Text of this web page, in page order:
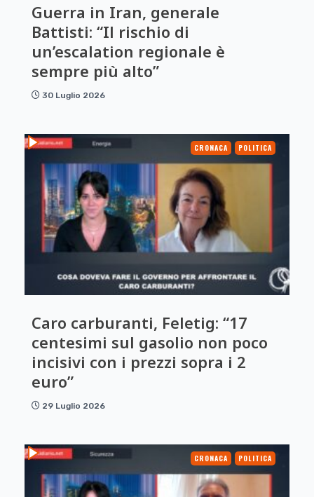
Guerra in Iran, generale
Battisti: “Il rischio di
un’escalation regionale è
sempre più alto”
30 Luglio 2026
CRONACA POLITICA
Caro carburanti, Feletig: “17
centesimi sul gasolio non poco
incisivi con i prezzi sopra i 2
euro”
29 Luglio 2026
CRONACA POLITICA